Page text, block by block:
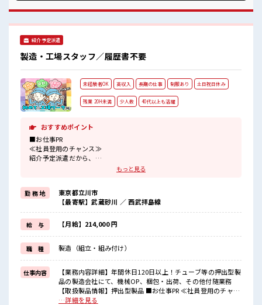
高収入もバッチリ目指せますよ！
紹介予定派遣
製造・工場スタッフ／履歴書不要
未経験者OK 高収入 長期の仕事 制服あり 土日祝日休み
残業 20H未満 少人数 40代以上も活躍
おすすめポイント
■お仕事PR
≪社員登用のチャンス≫
紹介予定派遣だから、
自分に職場が合うかお試しできるのがウレシイ☆
残業は月20時間未満で、
ほどよく稼げます♪
≪週休2日制≫
週末は家族や友人と一緒にプライベート満喫！
≪機能的な制服アリ≫
制服があるので、
毎日の服装の悩み解消♪
≪未経験の方も大カンゲイ≫
新しいことにチャレンジするのは不安だけど、
しっかり働く環境が整っています！
イチからスキルUP・ステップUP目指していきましょう！
■職場の雰囲気
もっと見る
勤 務 地
東京都立川市
【最寄駅】武蔵砂川 ／ 西武拝島線
給 与 【月給】214,000 円
職 種 製造（組立・組み付け）
仕事内容
【業務内容詳細】年間休日120日以上！チューブ等の押出型製
品の製造会社にて、機械OP、梱包・出荷、その他付随業務
【取扱製品情報】押出型製品 ■お仕事PR ≪社員登用のチャン
ス≫ 紹介予定派遣だから、 自分に職場が合うかお試しできる
…詳細を見る